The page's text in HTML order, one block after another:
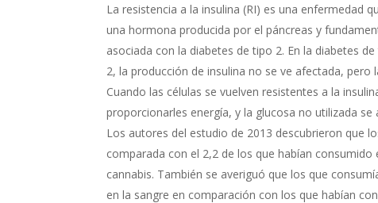
La resistencia a la insulina (RI) es una enfermedad
una hormona producida por el páncreas y
asociada con la diabetes de tipo 2. En la diabetes
2, la producción de insulina no se ve afectada, pero
Cuando las células se vuelven resistentes a la
proporcionarles energía, y la glucosa no utilizada
Los autores del estudio de 2013 descubrieron que
comparada con el 2,2 de los que habían
cannabis. También se averiguó que los que
en la sangre en comparación con los que habían